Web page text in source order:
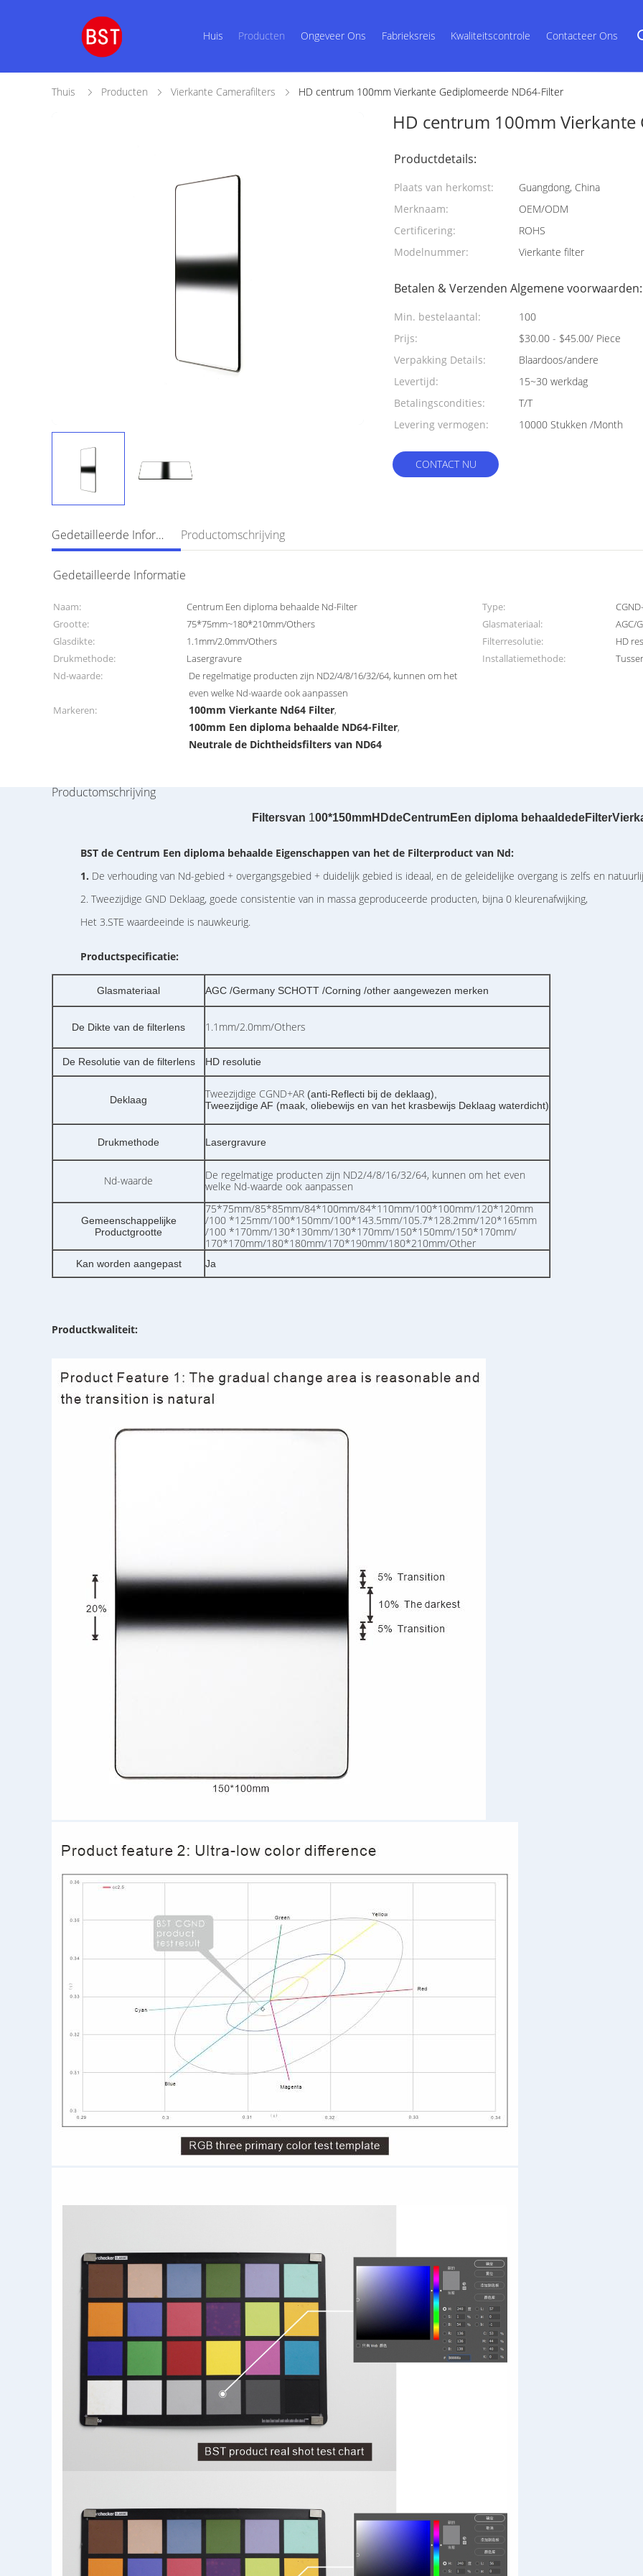
Huis Producten Ongeveer Ons Fabrieksreis Kwaliteitscontrole Contacteer Ons
Thuis Producten Vierkante Camerafilters HD centrum 100mm Vierkante Gediplomeerde ND64-Filter
HD centrum 100mm
Productdetails:
Plaats van herkomst:
Guangdong, China
Merknaam:
OEM/ODM
Certificering:
ROHS
Modelnummer:
Vierkante filter
Betalen & Verzenden Algemene voorwaarden:
Min. bestelaantal:
100
Prijs:
$30.00 - $45.00/ Piece
Verpakking Details:
Blaardoos/andere
Levertijd:
15~30 werkdag
Betalingscondities:
T/T
Levering vermogen:
10000 Stukken /Month
CONTACT NU
Gedetailleerde Informatie Productomschrijving
Gedetailleerde Informatie
Naam: Centrum Een diploma behaalde Nd-Filter Type:
Grootte:
75*75mm~180*210mm/Others Glasmateriaal:
AGC/
Glasdikte:
1.1mm/2.0mm/Others Filterresolutie:
HD
Drukmethode:
Lasergravure Installatiemethode:
Nd-waarde:
De regelmatige producten zijn ND2/4/8/16/32/64, kunnen om het
even welke Nd-waarde ook aanpassen
Markeren:
100mm Vierkante Nd64 Filter,
100mm Een diploma behaalde ND64-Filter,
Neutrale de Dichtheidsfilters van ND64
Productomschrijving
Filtersvan 100*150mmHDdeCentrumEen diploma
BST de Centrum Een diploma behaalde Eigenschappen van het de Filterproduct van Nd:
1. De verhouding van Nd-gebied + overgangsgebied + duidelijk gebied is ideaal, en de geleidelijke overgang is zelfs en
2. Tweezijdige GND Deklaag, goede consistentie van in massa geproduceerde producten, bijna 0 kleurenafwijking,
Het 3.STE waardeeinde is nauwkeurig.
Productspecificatie:
Glasmateriaal AGC /Germany SCHOTT /Corning /other aangewezen merken
De Dikte van de filterlens 1.1mm/2.0mm/Others
De Resolutie van de filterlens HD resolutie
Deklaag Tweezijdige CGND+AR (anti-Reflecti bij de deklaag),
Tweezijdige AF (maak, oliebewijs en van het krasbewijs Deklaag waterdicht)
Drukmethode Lasergravure
Nd-waarde
De regelmatige producten zijn ND2/4/8/16/32/64, kunnen om het even
welke Nd-waarde ook aanpassen
Gemeenschappelijke
Productgrootte
75*75mm/85*85mm/84*100mm/84*110mm/100*100mm/120*120mm
/100 *125mm/100*150mm/100*143.5mm/105.7*128.2mm/120*165mm
/100 *170mm/130*130mm/130*170mm/150*150mm/150*170mm/
170*170mm/180*180mm/170*190mm/180*210mm/Other
Kan worden aangepast Ja
Productkwaliteit: